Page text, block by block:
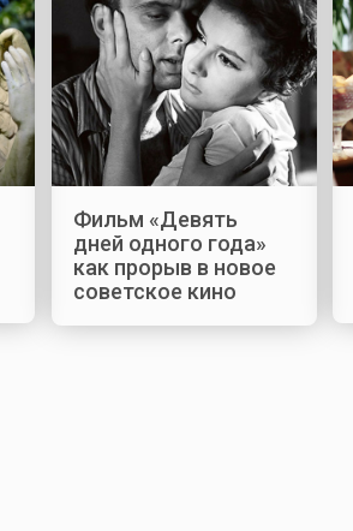
Фильм «Девять
дней одного года»
как прорыв в новое
советское кино